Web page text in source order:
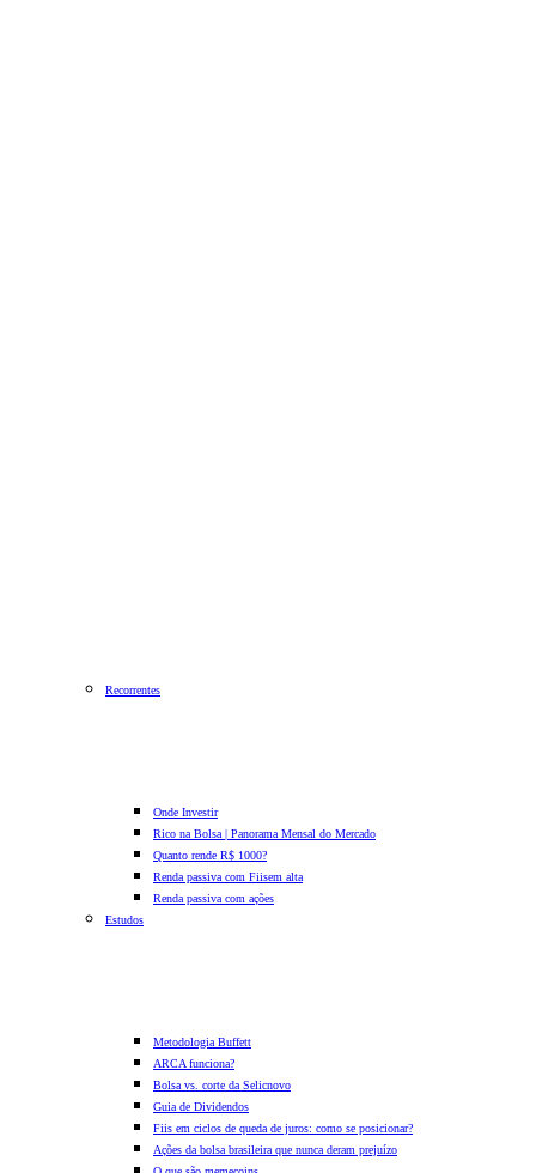
Recorrentes
Onde Investir
Rico na Bolsa | Panorama Mensal do Mercado
Quanto rende R$ 1000?
Renda passiva com Fiisem alta
Renda passiva com ações
Estudos
Metodologia Buffett
ARCA funciona?
Bolsa vs. corte da Selicnovo
Guia de Dividendos
Fiis em ciclos de queda de juros: como se posicionar?
Ações da bolsa brasileira que nunca deram prejuízo